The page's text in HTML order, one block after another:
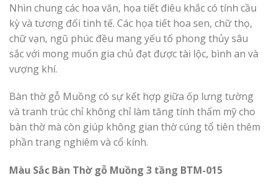
Nhìn chung các hoa văn, họa tiết điêu khắc có tính cầu
kỳ và tương đối tinh tế. Các họa tiết hoa sen, chữ thọ,
chữ vạn, ngũ phúc đều mang yếu tố phong thủy sâu
sắc với mong muốn gia chủ đạt được tài lộc, bình an và
vượng khí.
Bàn thờ gỗ Muồng có sự kết hợp giữa ốp lưng tường
và tranh trúc chỉ không chỉ làm tăng tính thẩm mỹ cho
bàn thờ mà còn giúp không gian thờ cúng tổ tiên thêm
phần trang nghiêm và cổ kính.
Màu Sắc Bàn Thờ gỗ Muồng 3 tầng BTM-015